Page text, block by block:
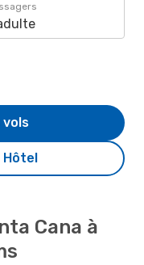
Hôtel
vols
Cana à